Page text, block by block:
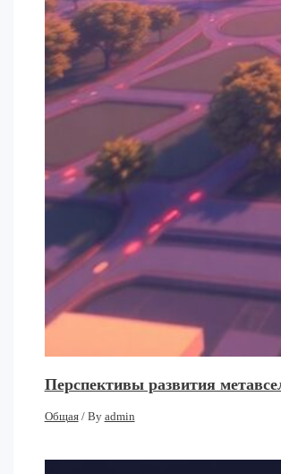
Перспективы развития
Общая/ By admin